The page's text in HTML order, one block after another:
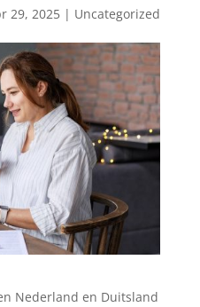
29, 2025| Uncategorized
Nederland en Duitsland